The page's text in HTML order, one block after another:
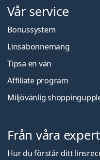
Vår service
Bonussystem
Linsabonnemang
Tipsa en vän
Affiliate program
Miljövänlig
Från våra
Hur du förstår ditt